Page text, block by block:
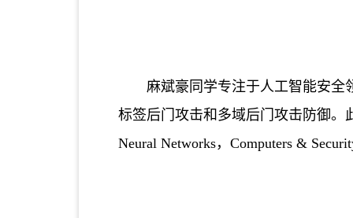
麻斌豪同学专注于人工智能安全
标签后门攻击和多域后门攻击防御
Neural Networks， Computers &